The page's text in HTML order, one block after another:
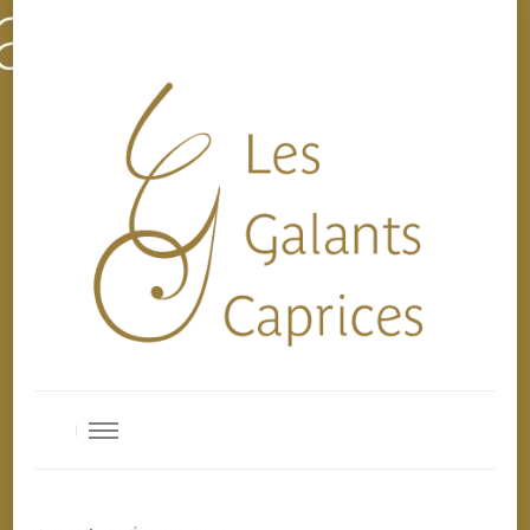
Les Galants Caprices